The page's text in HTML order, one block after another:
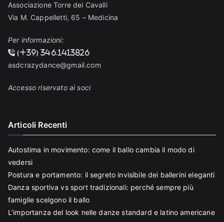
Associazione Torre dei Cavalli
Via M. Cappelletti, 65 – Medicina
Per informazioni:
(+39) 346.1413826
asdcrazydance@gmail.com
Accesso riservato ai soci
Articoli Recenti
Autostima in movimento: come il ballo cambia il modo di
vedersi
Postura e portamento: il segreto invisibile dei ballerini eleganti
Danza sportiva vs sport tradizionali: perché sempre più
famiglie scelgono il ballo
L’importanza del look nelle danze standard e latino americane